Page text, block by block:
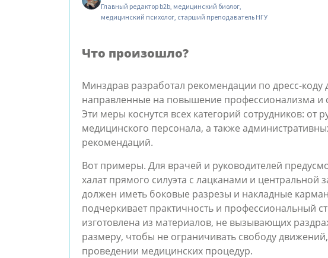
Главный редактор b2b, медицинский биолог,
медицинский психолог, старший преподаватель НГУ
Что произошло?
Минздрав разработал рекомендации по дресс-коду
направленные на повышение профессионализма и
Эти меры коснутся всех категорий сотрудников: от
медицинского персонала, а также
рекомендаций.
Вот примеры. Для врачей и руководителей
халат прямого силуэта с лацканами и центральной
должен иметь боковые разрезы и накладные
подчеркивает практичность и профессиональный
изготовлена из материалов, не вызывающих
размеру, чтобы не ограничивать свободу
проведении медицинских процедур​.